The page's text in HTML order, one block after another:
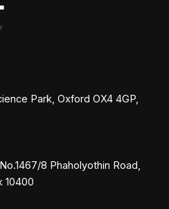
Park, Oxford OX4 4GP,
8 Phaholyothin Road,
10400